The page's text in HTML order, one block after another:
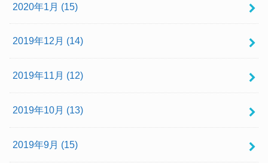
2020年1月 (15)
2019年12月 (14)
2019年11月 (12)
2019年10月 (13)
2019年9月 (15)